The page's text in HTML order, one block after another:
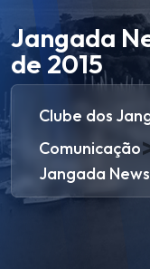
Jangada
de 2015
Clube dos
Comunicação
Jangada